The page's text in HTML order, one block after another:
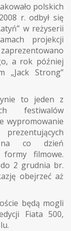
polskich
r. odbył się
w reżyserii
projekcji
a rok później
„Jack Strong”
to jeden z
festiwalów
wypromowanie
na co dzień
filmowe.
2 grudnia br.
obejrzeć aż
będą mogli
Fiata 500,